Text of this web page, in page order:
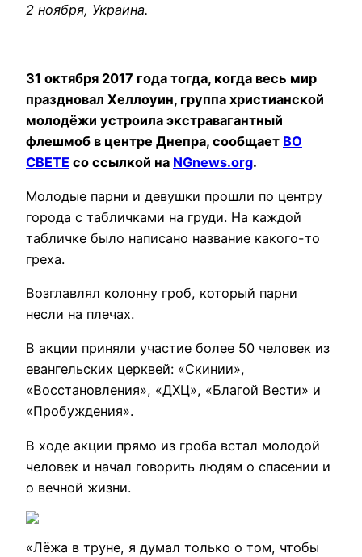
2 ноября, Украина.
31 октября 2017 года тогда, когда весь мир
праздновал Хеллоуин, группа христианской
молодёжи устроила экстравагантный
флешмоб в центре Днепра, сообщает ВО
СВЕТЕ со ссылкой на NGnews.org.
Молодые парни и девушки прошли по центру
города с табличками на груди. На каждой
табличке было написано название какого-то
греха.
Возглавлял колонну гроб, который парни
несли на плечах.
В акции приняли участие более 50 человек из
евангельских церквей: «Скинии»,
«Восстановления», «ДХЦ», «Благой Вести» и
«Пробуждения».
В ходе акции прямо из гроба встал молодой
человек и начал говорить людям о спасении и
о вечной жизни.
«Лёжа в труне, я думал только о том, чтобы